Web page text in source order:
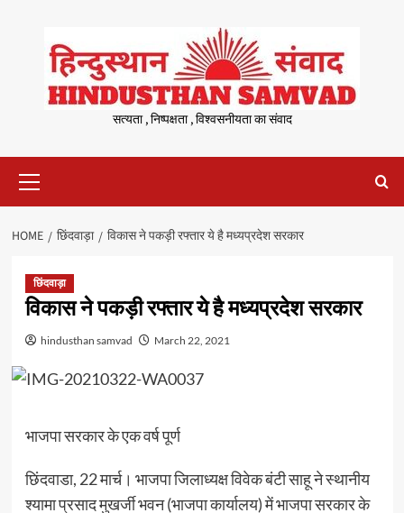
content
सत्यता , निष्पक्षता , विश्वसनीयता का संवाद
Menu
HOME छिंदवाड़ा विकास ने पकड़ी रफ्तार ये है मध्यप्रदेश सरकार
छिंदवाड़ा
विकास ने पकड़ी रफ्तार ये है मध्यप्रदेश सरकार
hindusthan samvad March 22, 2021
भाजपा सरकार के एक वर्ष पूर्ण
छिंदवाडा, 22 मार्च। भाजपा जिलाध्यक्ष विवेक बंटी साहू ने स्थानीय
श्यामा प्रसाद मुखर्जी भवन (भाजपा कार्यालय) में भाजपा सरकार के